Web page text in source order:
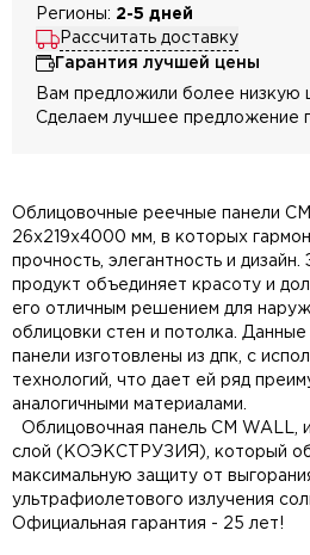
Регионы: 2-5 дней
Рассчитать доставку
Гарантия лучшей цены
Вам предложили более низкую
Сделаем лучшее предложение
Облицовочные реечные панели
26х219х4000 мм, в которых
прочность, элегантность и
продукт объединяет красоту и
его отличным решением для
облицовки стен и потолка.
панели изготовлены из дпк, с
технологий, что дает ей ряд
аналогичными материалами.
Облицовочная панель CM WALL,
слой (КОЭКСТРУЗИЯ), который
максимальную защиту от
ультрафиолетового излучения
Официальная гарантия - 25 лет!